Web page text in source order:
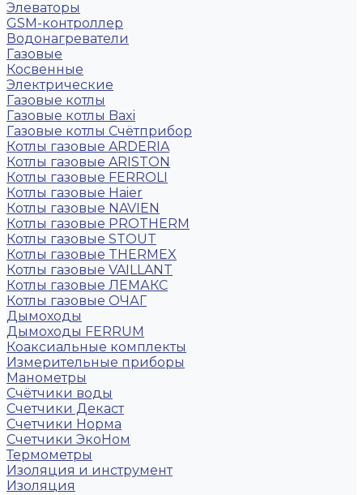
Элеваторы
GSM-контроллер
Водонагреватели
Газовые
Косвенные
Электрические
Газовые котлы
Газовые котлы Baxi
Газовые котлы Счётприбор
Котлы газовые ARDERIA
Котлы газовые ARISTON
Котлы газовые FERROLI
Котлы газовые Haier
Котлы газовые NAVIEN
Котлы газовые PROTHERM
Котлы газовые STOUT
Котлы газовые THERMEX
Котлы газовые VAILLANT
Котлы газовые ЛЕМАКС
Котлы газовые ОЧАГ
Дымоходы
Дымоходы FERRUM
Коаксиальные комплекты
Измерительные приборы
Манометры
Счётчики воды
Счетчики Декаст
Счетчики Норма
Счетчики ЭкоНом
Термометры
Изоляция и инструмент
Изоляция